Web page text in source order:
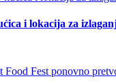
i lokacija za